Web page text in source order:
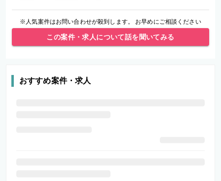
※人気案件はお問い合わせが殺到します。 お早めにご相談ください
この案件・求人について話を聞いてみる
おすすめ案件・求人